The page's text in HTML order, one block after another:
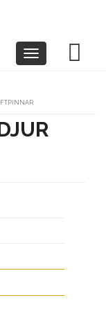
Toggle